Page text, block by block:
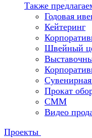
Также
Годовая
Кейтеринг
Швейный
Прокат
СММ
Видео
Проекты